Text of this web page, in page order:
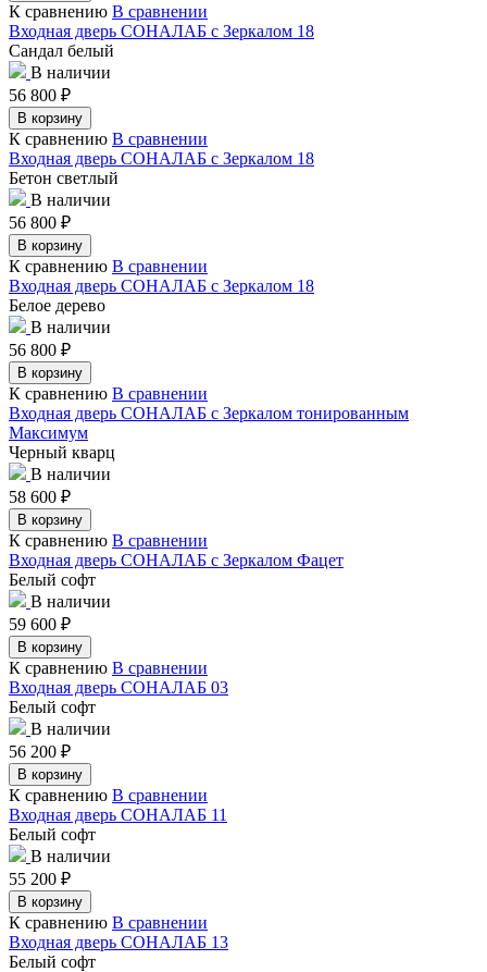
К сравнению В сравнении
Входная дверь СОНАЛАБ с Зеркалом 18
Сандал белый
В наличии
56 800 ₽
В корзину
К сравнению В сравнении
Входная дверь СОНАЛАБ с Зеркалом 18
Бетон светлый
В наличии
56 800 ₽
В корзину
К сравнению В сравнении
Входная дверь СОНАЛАБ с Зеркалом 18
Белое дерево
В наличии
56 800 ₽
В корзину
К сравнению В сравнении
Входная дверь СОНАЛАБ с Зеркалом тонированным
Максимум
Черный кварц
В наличии
58 600 ₽
В корзину
К сравнению В сравнении
Входная дверь СОНАЛАБ с Зеркалом Фацет
Белый софт
В наличии
59 600 ₽
В корзину
К сравнению В сравнении
Входная дверь СОНАЛАБ 03
Белый софт
В наличии
56 200 ₽
В корзину
К сравнению В сравнении
Входная дверь СОНАЛАБ 11
Белый софт
В наличии
55 200 ₽
В корзину
К сравнению В сравнении
Входная дверь СОНАЛАБ 13
Белый софт